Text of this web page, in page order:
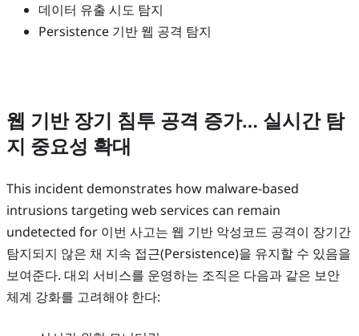
데이터 유출 시도 탐지
Persistence 기반 웹 공격 탐지
웹 기반 장기 침투 공격 증가… 실시간 탐
지 중요성 확대
This incident demonstrates how malware-based
intrusions targeting web services can remain
undetected for 이번 사고는 웹 기반 악성코드 공격이 장기간
탐지되지 않은 채 지속 접근(Persistence)을 유지할 수 있음을
보여준다. 대외 서비스를 운영하는 조직은 다음과 같은 보안
체계 강화를 고려해야 한다: